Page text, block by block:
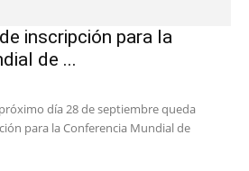
inscripción para la
de ...
día 28 de septiembre queda
para la Conferencia Mundial de